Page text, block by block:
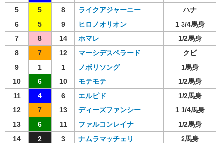
5
5 8 ライクアジャーニー
ハナ
6
5 9 ヒロノオリオン
1 3/4馬身
7
8 14 ホマレ
1/2馬身
8
7 12 マーシデスペラード
クビ
9
1 1 ノボリソング
1馬身
10
6 10 モテモテ
1/2馬身
11
4 6 エルピド
1/2馬身
12
7 13 ディーズファンシー
1 1/4馬身
13
6 11 ファルコンレイナ
1/2馬身
14
2 3 ナムラマッチェリ
2馬身